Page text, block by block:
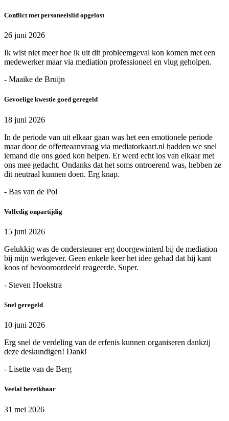
Conflict met personeelslid opgelost
26 juni 2026
Ik wist niet meer hoe ik uit dit probleemgeval kon komen met een
medewerker maar via mediation professioneel en vlug geholpen.
- Maaike de Bruijn
Gevoelige kwestie goed geregeld
18 juni 2026
In de periode van uit elkaar gaan was het een emotionele periode
maar door de offerteaanvraag via mediatorkaart.nl hadden we snel
iemand die ons goed kon helpen. Er werd echt los van elkaar met
ons mee gedacht. Ondanks dat het soms ontroerend was, hebben ze
dit neutraal kunnen doen. Erg knap.
- Bas van de Pol
Volledig onpartijdig
15 juni 2026
Gelukkig was de ondersteuner erg doorgewinterd bij de mediation
bij mijn werkgever. Geen enkele keer het idee gehad dat hij kant
koos of bevooroordeeld reageerde. Super.
- Steven Hoekstra
Snel geregeld
10 juni 2026
Erg snel de verdeling van de erfenis kunnen organiseren dankzij
deze deskundigen! Dank!
- Lisette van de Berg
Veelal bereikbaar
31 mei 2026